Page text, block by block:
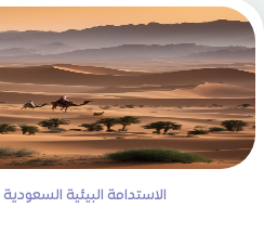
الاستدامة البيئية